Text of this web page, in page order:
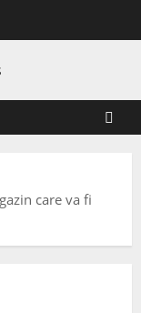
care va fi